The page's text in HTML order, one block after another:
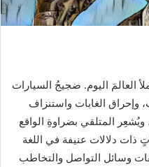
اليوم. ضجيجُ السيارات
وإحراق الغابات واستنزاف
المتلقي بضراوةِ الواقع
دلالات عنيفة في اللغة
وسائل التواصل والتخاطب